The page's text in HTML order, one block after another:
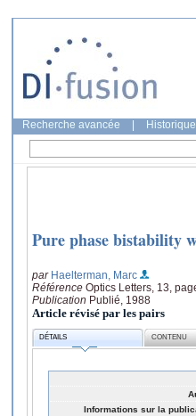
Recherche avancée
Pure phase bistability
par Haelterman, Marc
Référence Optics Letters, 13,
Publication Publié, 1988
Article révisé par les pairs
DÉTAILS CONTENU
Informations sur la